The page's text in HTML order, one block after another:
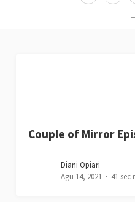
Couple of Mirror
Diani Opiari
Agu 14, 2021
41 sec